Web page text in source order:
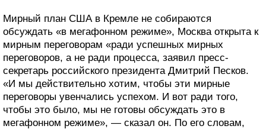
Мирный план США в Кремле не собираются
обсуждать «в мегафонном режиме», Москва открыта к
мирным переговорам «ради успешных мирных
переговоров, а не ради процесса, заявил пресс-
секретарь российского президента Дмитрий Песков.
«И мы действительно хотим, чтобы эти мирные
переговоры увенчались успехом. И вот ради того,
чтобы это было, мы не готовы обсуждать это в
мегафонном режиме», — сказал он. По его словам,